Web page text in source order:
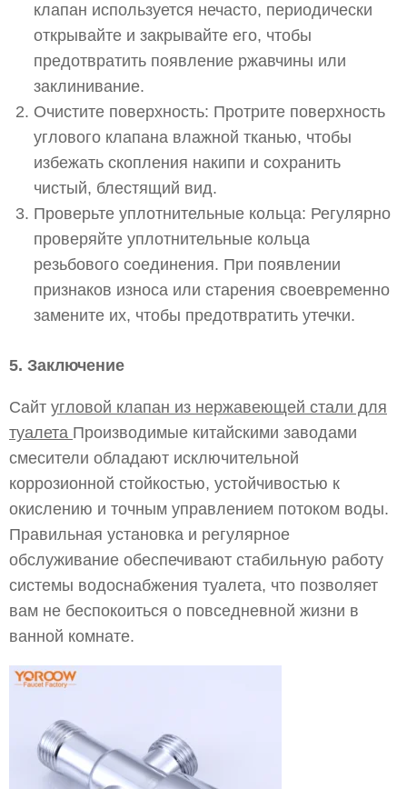
клапан используется нечасто, периодически
открывайте и закрывайте его, чтобы
предотвратить появление ржавчины или
заклинивание.
Очистите поверхность: Протрите поверхность
углового клапана влажной тканью, чтобы
избежать скопления накипи и сохранить
чистый, блестящий вид.
Проверьте уплотнительные кольца: Регулярно
проверяйте уплотнительные кольца
резьбового соединения. При появлении
признаков износа или старения своевременно
замените их, чтобы предотвратить утечки.
5. Заключение
Сайт угловой клапан из нержавеющей стали для
туалета Производимые китайскими заводами
смесители обладают исключительной
коррозионной стойкостью, устойчивостью к
окислению и точным управлением потоком воды.
Правильная установка и регулярное
обслуживание обеспечивают стабильную работу
системы водоснабжения туалета, что позволяет
вам не беспокоиться о повседневной жизни в
ванной комнате.